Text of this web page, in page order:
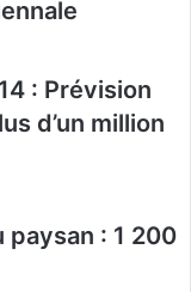
: Prévision
d’un million
paysan : 1 200